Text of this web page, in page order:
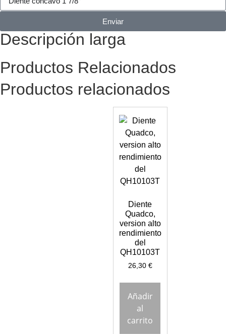
Enviar
Descripción larga
Productos Relacionados
Productos relacionados
Diente
Quadco,
version alto
rendimiento
del
QH10103T
26,30 €
Añadir
al
carrito